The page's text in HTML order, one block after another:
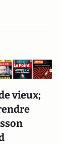
vieux;